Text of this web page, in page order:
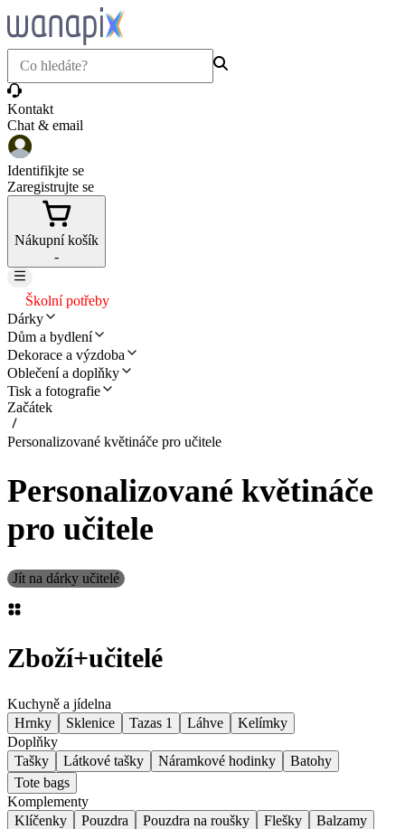
Kontakt
Chat & email
Identifikjte se
Zaregistrujte se
Nákupní košík
-
Školní potřeby
Dárky
Dům a bydlení
Dekorace a výzdoba
Oblečení a doplňky
Tisk a fotografie
Začátek
Personalizované květináče pro učitele
Personalizované květináče
pro učitele
Jít na dárky učitelé
Zboží+učitelé
Kuchyně a jídelna
Hrnky
Sklenice Tazas 1 Láhve
Kelímky
Doplňky
Tašky
Látkové tašky Náramkové hodinky
Batohy
Tote bags
Komplementy
Klíčenky
Pouzdra Pouzdra na roušky Flešky
Balzamy